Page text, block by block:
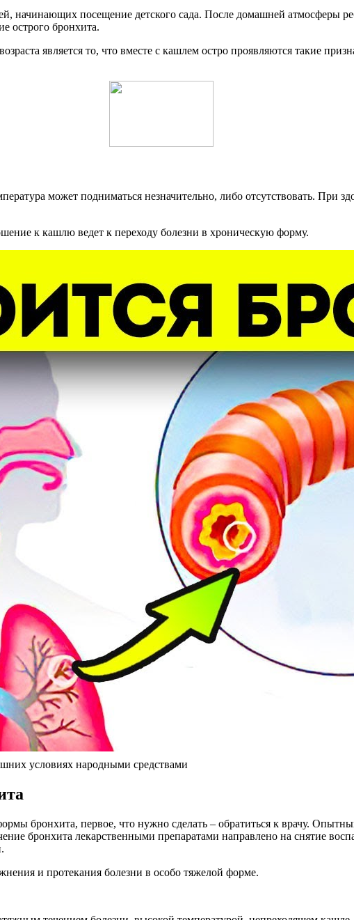
начинающих посещение детского сада. После домашней атмосферы
острого бронхита.
является то, что вместе с кашлем остро проявляются такие
может подниматься незначительно, либо отсутствовать. При
к кашлю ведет к переходу болезни в хроническую форму.
условиях народными средствами
бронхита, первое, что нужно сделать – обратиться к врачу.
бронхита лекарственными препаратами направлено на снятие
и протекания болезни в особо тяжелой форме.